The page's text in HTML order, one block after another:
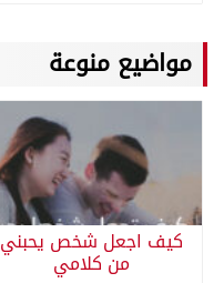
مواضيع منوعة
كيف اجعل شخص يحبني
من كلامي